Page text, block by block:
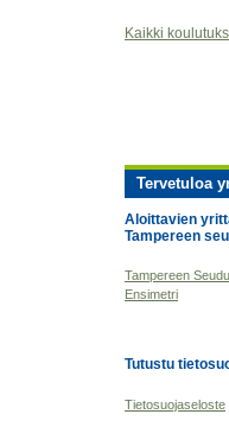
Kaikki
Tervetuloa
Aloittavien
Tampereen
Tampereen
Ensimetri
Tutustu
Tietosuojaseloste